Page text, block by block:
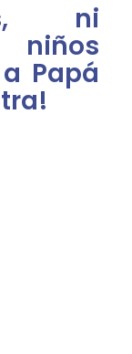
ni
Papá